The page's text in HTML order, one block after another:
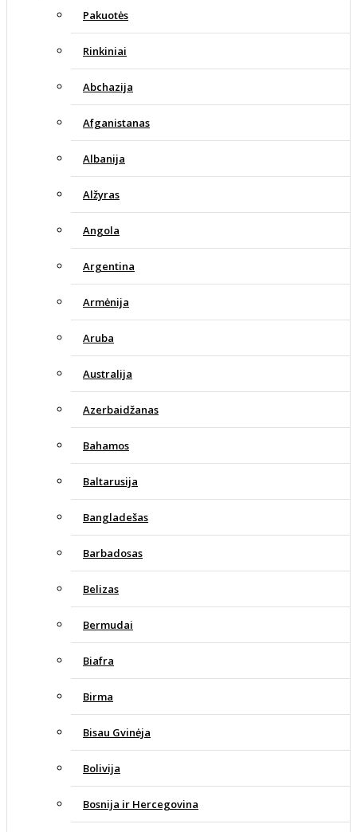
Pakuotės
Rinkiniai
Abchazija
Afganistanas
Albanija
Alžyras
Angola
Argentina
Armėnija
Aruba
Australija
Azerbaidžanas
Bahamos
Baltarusija
Bangladešas
Barbadosas
Belizas
Bermudai
Biafra
Birma
Bisau Gvinėja
Bolivija
Bosnija ir Hercegovina